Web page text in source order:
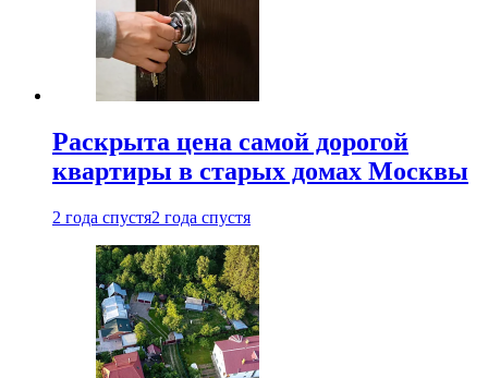
Раскрыта цена самой дорогой
квартиры в старых домах Москвы
2 года спустя2 года спустя